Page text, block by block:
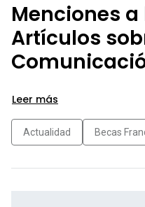
Menciones a
Artículos
Leer más
Actualidad Becas